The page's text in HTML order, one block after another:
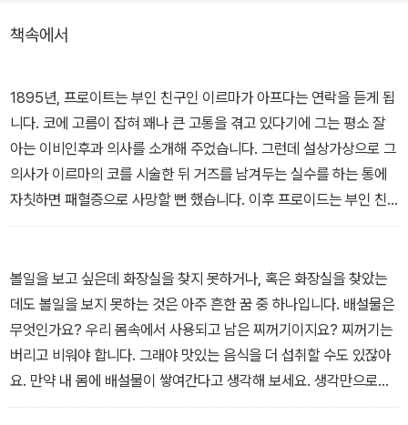
질이다. 따라서 무심히 흘려버릴 수 있는 꿈을 잘 들여다보는 것만으
로도 우리는 내면의 욕구에 대해 적절한 방어 태세를 갖추며 성숙한
자아를 확보할 수 있게 된다.
책속에서
1895년, 프로이트는 부인 친구인 이르마가 아프다는 연락을 듣게 됩
니다. 코에 고름이 잡혀 꽤나 큰 고통을 겪고 있다기에 그는 평소 잘
아는 이비인후과 의사를 소개해 주었습니다. 그런데 설상가상으로 그
의사가 이르마의 코를 시술한 뒤 거즈를 남겨두는 실수를 하는 통에
자칫하면 패혈증으로 사망할 뻔 했습니다. 이후 프로이드는 부인 친
구인 이르마를 향한 죄책감에 시달리다 어느 날 밤 꿈을 꾸었습니다.
더 나빠졌다고 야단을 맞습니다. 그리고 이비인후과 의사가 아닌 자
신의 스승인 브로이어 교수가 등장해 그녀에게 설사약을 처방하는 것
을 보고 의아하게 여기다 잠에서 깹니다. 이 꿈은 프로이드 자신의 잘
못이 아니라 이르마 본인의 실수로 아프게 된 것으로 처리시켜주어
그의 죄책감을 덜어줍니다. 게다가 그의 스승이 엉뚱한 처방을 내린
것을 보면서 평소 느끼고 있던 스승에 대한 열등감도 해소시켜 주었
볼일을 보고 싶은데 화장실을 찾지 못하거나, 혹은 화장실을 찾았는
데도 볼일을 보지 못하는 것은 아주 흔한 꿈 중 하나입니다. 배설물은
무엇인가요? 우리 몸속에서 사용되고 남은 찌꺼기이지요? 찌꺼기는
버리고 비워야 합니다. 그래야 맛있는 음식을 더 섭취할 수도 있잖아
요. 만약 내 몸에 배설물이 쌓여간다고 생각해 보세요. 생각만으로도
찝찝합니다. 대변이 갖는 또 하나의 상징은‘소유’입니다. 우리가 어떤